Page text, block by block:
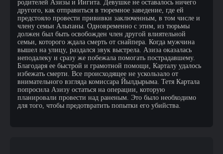
родителей Азизы и Йигита. Девушке не оставалось ничего
другого, как отправиться в тюремное заведение, где ей
предстояло провести прививки заключенным, в том числе и
члену семьи Альпаны. Одновременно с этим, из тюрьмы
должен был быть освобожден член другой влиятельной
семьи, которого ждала смерть от снайпера. Когда мужчина
вышел на улицу, раздался звук выстрела. Азиза оказалась
неподалеку и сразу же побежала помогать пострадавшему.
Благодаря ее быстрой и грамотной помощи, Карталу удалось
избежать смерти. Все происходящее не ускользало от
внимательного взгляда комиссара Йылдырыма. Тетя Картала
попросила Азизу остаться на операции, которую
планировали провести над раненым. Это было необходимо
для того, чтобы предотвратить попытки его убийства.